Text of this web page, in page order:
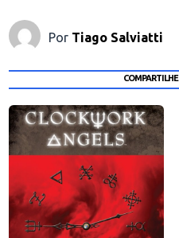
Por Tiago Salviatti
COMPARTILHE